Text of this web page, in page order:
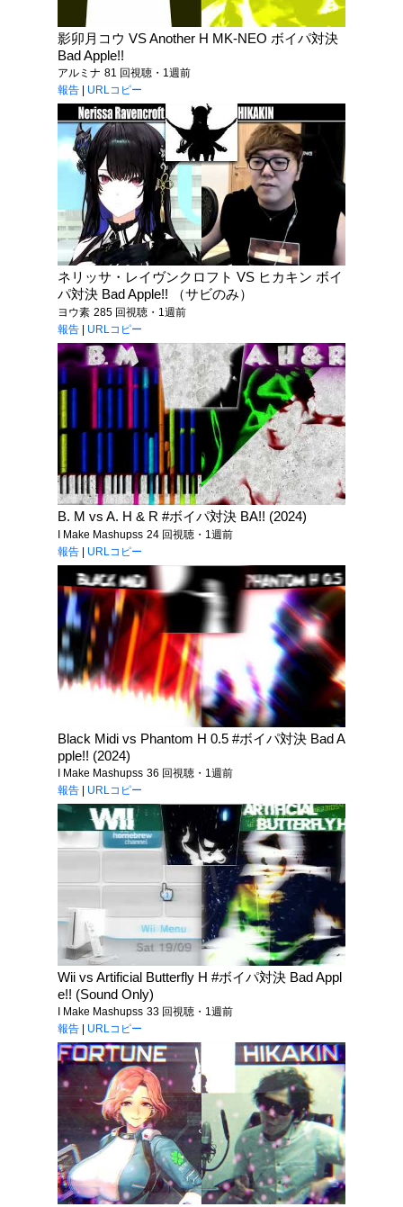
影卯月コウ VS Another H MK-NEO ボイパ対決
Bad Apple!!
アルミナ 81 回視聴・1週前
報告
URLコピー
ネリッサ・レイヴンクロフト VS ヒカキン ボイ
パ対決 Bad Apple!! （サビのみ）
ヨウ素 285 回視聴・1週前
報告
URLコピー
B. M vs A. H & R #ボイパ対決 BA!! (2024)
I Make Mashupss 24 回視聴・1週前
報告
URLコピー
Black Midi vs Phantom H 0.5 #ボイパ対決 Bad A
pple!! (2024)
I Make Mashupss 36 回視聴・1週前
報告
URLコピー
Wii vs Artificial Butterfly H #ボイパ対決 Bad Appl
e!! (Sound Only)
I Make Mashupss 33 回視聴・1週前
報告
URLコピー